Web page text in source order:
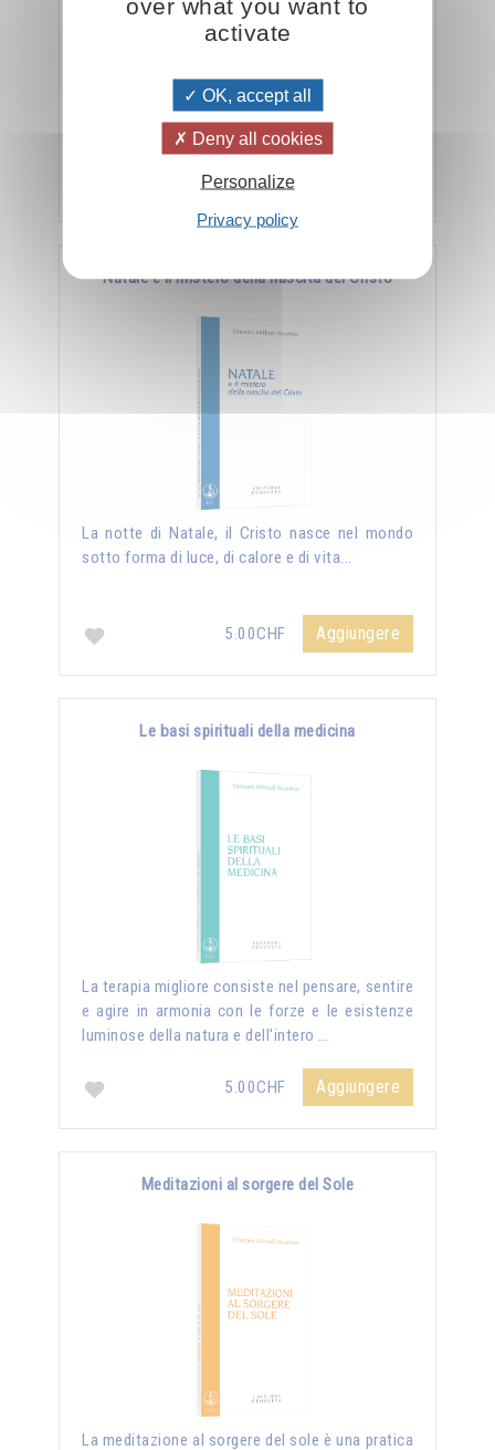
" Lo spirito lavora sulla materia tramite l'anima.
L'anima è uno strumento, uno strumento di cui
lo spirito si serve per raggiungere il …
5.00CHF
Natale e il mistero della nascita del Cristo
La notte di Natale, il Cristo nasce nel mondo
sotto forma di luce, di calore e di vita...
5.00CHF Aggiungere
Le basi spirituali della medicina
La terapia migliore consiste nel pensare, sentire
e agire in armonia con le forze e le esistenze
luminose della natura e dell'intero …
5.00CHF Aggiungere
Meditazioni al sorgere del Sole
La meditazione al sorgere del sole è una pratica
activate
OK, accept all
Deny all cookies
Personalize
Privacy policy